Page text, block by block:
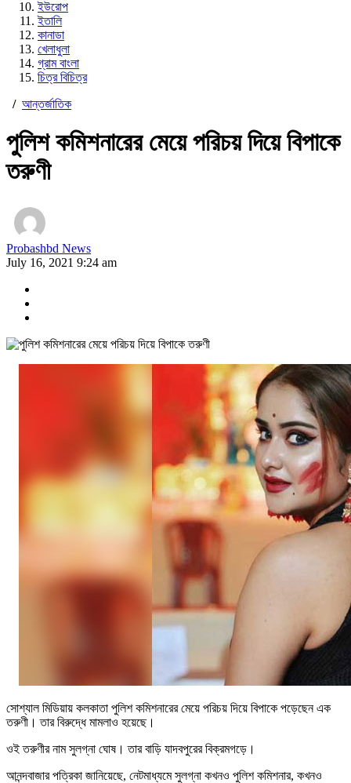
ইউরোপ
ইতালি
কানাডা
খেলাধুলা
গ্রাম বাংলা
চিত্র বিচিত্র
/ আন্তর্জাতিক
পুলিশ কমিশনারের মেয়ে পরিচয় দিয়ে বিপাকে
তরুণী
Probashbd News
July 16, 2021 9:24 am
সোশ্যাল মিডিয়ায় কলকাতা পুলিশ কমিশনারের মেয়ে পরিচয় দিয়ে বিপাকে পড়েছেন এক
তরুণী। তার বিরুদ্ধে মামলাও হয়েছে।
ওই তরুণীর নাম সুলগ্না ঘোষ। তার বাড়ি যাদবপুরের বিক্রমগড়ে।
আনন্দবাজার পত্রিকা জানিয়েছে, নেটমাধ্যমে সুলগ্না কখনও পুলিশ কমিশনার, কখনও